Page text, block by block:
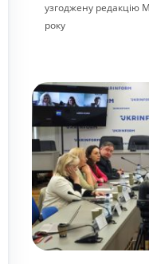
узгоджену редакцію
року